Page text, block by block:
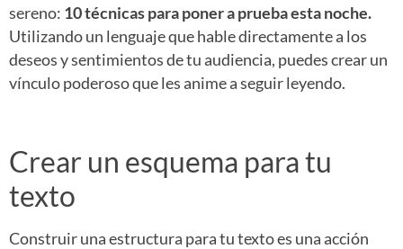
sereno: 10 técnicas para poner a prueba esta noche.
Utilizando un lenguaje que hable directamente a los
deseos y sentimientos de tu audiencia, puedes crear un
vínculo poderoso que les anime a seguir leyendo.
Crear un esquema para tu
texto
Construir una estructura para tu texto es una acción